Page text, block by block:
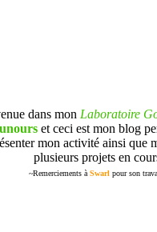
dans mon Laboratoire
et ceci est mon blog
mon activité ainsi que
plusieurs projets en
~Remerciements à Swarlpour son